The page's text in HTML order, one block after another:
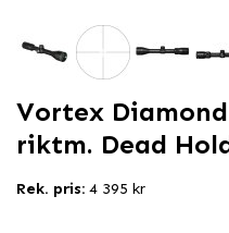
Vortex
riktm. Dead
Rek. pris: 4 395 kr